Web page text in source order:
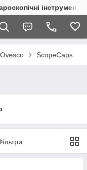
інструменти
ScopeCaps